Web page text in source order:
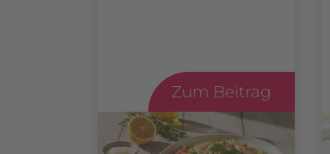
Zum Beitrag